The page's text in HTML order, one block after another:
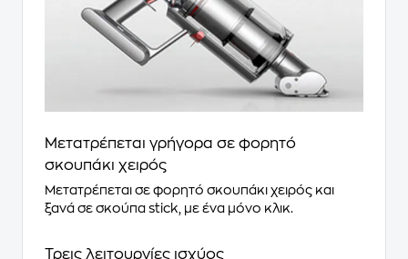
Μετατρέπεται γρήγορα σε φορητό
σκουπάκι χειρός
Μετατρέπεται σε φορητό σκουπάκι χειρός και
ξανά σε σκούπα stick, με ένα μόνο κλικ.
Τρεις λειτουργίες ισχύος